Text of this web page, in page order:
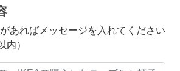
あればメッセージを入れてください
内）